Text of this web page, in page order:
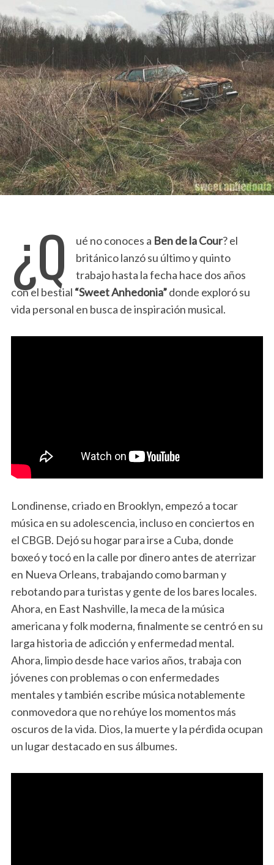
¿Q ué no conoces a Ben de la Cour? el
británico lanzó su último y quinto
trabajo hasta la fecha hace dos años
con el bestial “Sweet Anhedonia”donde exploró su
vida personal en busca de inspiración musical.
Londinense, criado en Brooklyn, empezó a tocar
música en su adolescencia, incluso en conciertos en
el CBGB. Dejó su hogar para irse a Cuba, donde
boxeó y tocó en la calle por dinero antes de aterrizar
en Nueva Orleans, trabajando como barman y
rebotando para turistas y gente de los bares locales.
Ahora, en East Nashville, la meca de la música
americana y folk moderna, finalmente se centró en su
larga historia de adicción y enfermedad mental.
Ahora, limpio desde hace varios años, trabaja con
jóvenes con problemas o con enfermedades
mentales y también escribe música notablemente
conmovedora que no rehúye los momentos más
oscuros de la vida. Dios, la muerte y la pérdida ocupan
un lugar destacado en sus álbumes.